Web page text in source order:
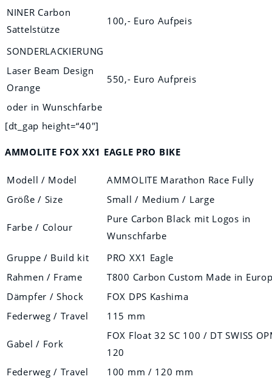
NINER Carbon
Sattelstütze
100,- Euro Aufpeis
SONDERLACKIERUNG
Laser Beam Design
Orange
550,- Euro Aufpreis
oder in Wunschfarbe
[dt_gap height=“40″]
AMMOLITE FOX XX1 EAGLE PRO BIKE
Modell / Model
AMMOLITE Marathon Race Fully
Größe / Size
Small / Medium / Large
Farbe / Colour
Pure Carbon Black mit Logos in
Wunschfarbe
Gruppe / Build kit
PRO XX1 Eagle
Rahmen / Frame
T800 Carbon Custom Made in
Dämpfer / Shock
FOX DPS Kashima
Federweg / Travel
115 mm
Gabel / Fork
FOX Float 32 SC 100 / DT SWISS
120
Federweg / Travel
100 mm / 120 mm